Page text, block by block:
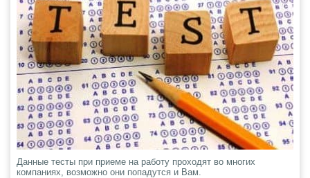
Данные тесты при приеме на работу проходят во многих
компаниях, возможно они попадутся и Вам.